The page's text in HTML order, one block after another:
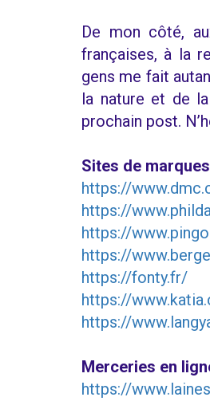
De mon côté,
françaises, à la
gens me fait
la nature et de
prochain post.
Sites de
https://
https://
https://
https://
https://fonty.fr/
https://
https://
Merceries en
https://